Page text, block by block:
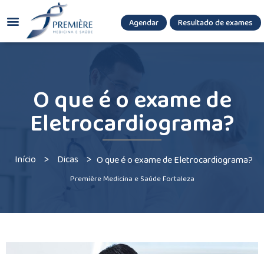
Agendar Resultado de exames
O que é o exame de
Eletrocardiograma?
Início > Dicas > O que é o exame de Eletrocardiograma?
Première Medicina e Saúde Fortaleza